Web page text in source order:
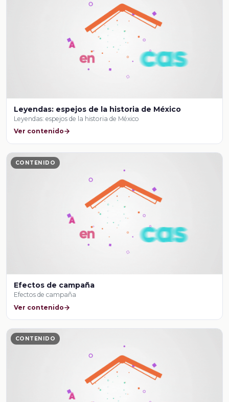
Leyendas: espejos de la historia de México
Leyendas: espejos de la historia de México
Ver contenido
CONTENIDO
Efectos de campaña
Efectos de campaña
Ver contenido
CONTENIDO